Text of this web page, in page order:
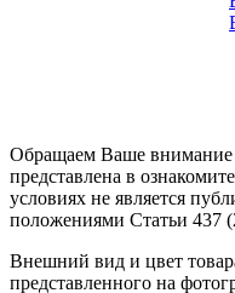
Обращаем Ваше внимание
представлена в
условиях не является
положениями Статьи 437
Внешний вид и цвет
представленного на